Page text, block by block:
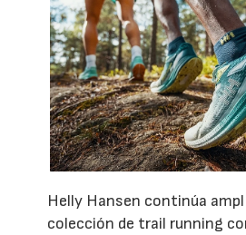
Helly Hansen continúa
colección de trail running